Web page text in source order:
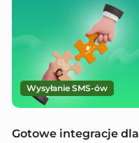
Wysyłanie SMS-ów
Gotowe integracje dla